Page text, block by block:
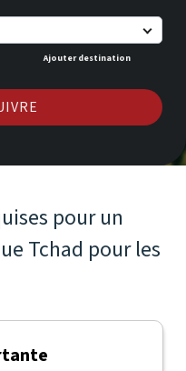
Ajouter destination
pour un
Tchad pour les